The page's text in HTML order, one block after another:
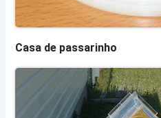
Casa de passarinho